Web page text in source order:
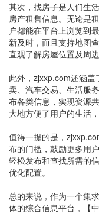
其次，找房子是人们生
房产租售信息。无论是
户都能在平台上浏览到
新及时，而且支持地图
直观了解房屋位置及周
此外，zjxxp.com还涵
卖、汽车交易、生活服
布各类信息，实现资源
大地方便了用户的生活
值得一提的是，
布的门槛，鼓励更多用
轻松发布和查找所需的
优化配置。
总的来说，作为一个集
体的综合信息平台，【